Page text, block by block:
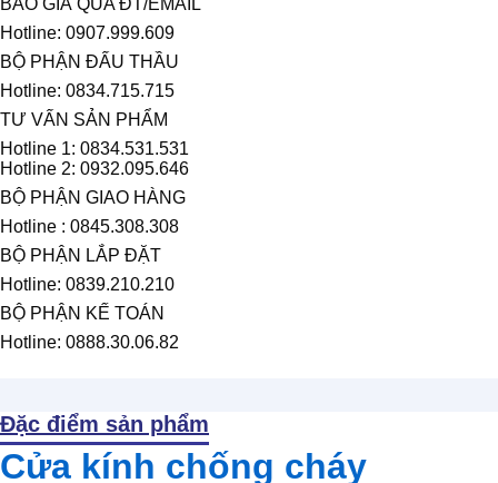
BÁO GIÁ QUA ĐT/EMAIL
Hotline: 0907.999.609
BỘ PHẬN ĐẤU THẦU
Hotline: 0834.715.715
TƯ VẤN SẢN PHẨM
Hotline 1: 0834.531.531
Hotline 2: 0932.095.646
BỘ PHẬN GIAO HÀNG
Hotline : 0845.308.308
BỘ PHẬN LẮP ĐẶT
Hotline: 0839.210.210
BỘ PHẬN KẾ TOÁN
Hotline: 0888.30.06.82
Đặc điểm sản phẩm
Cửa kính chống cháy